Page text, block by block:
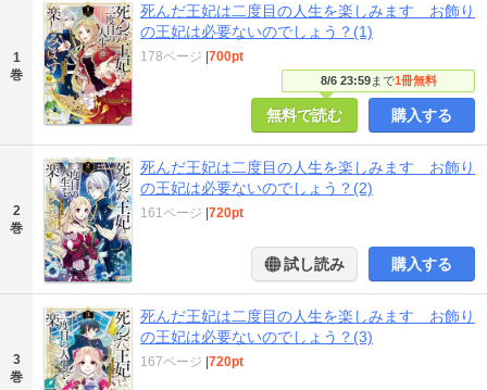
1
巻
死んだ王妃は二度目の人生を楽しみます お飾り
の王妃は必要ないのでしょう？(1)
8/6 23:59まで1冊無料
178ページ |700pt
無料で読む 購入する
2
巻
死んだ王妃は二度目の人生を楽しみます お飾り
の王妃は必要ないのでしょう？(2)
161ページ |720pt
試し読み 購入する
3
巻
死んだ王妃は二度目の人生を楽しみます お飾り
の王妃は必要ないのでしょう？(3)
167ページ |720pt